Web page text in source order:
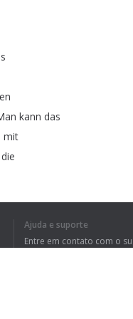
kann das
mit
die
Ajuda e suporte
Entre em contato com o